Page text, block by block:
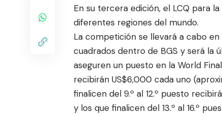
En su tercera edición, el LCQ para
diferentes regiones del mundo.
La competición se llevará a cabo
cuadrados dentro de BGS y será la
aseguren un puesto en la World
recibirán US$6,000 cada uno
finalicen del 9.º al 12.º puesto
y los que finalicen del 13.º al 16.º